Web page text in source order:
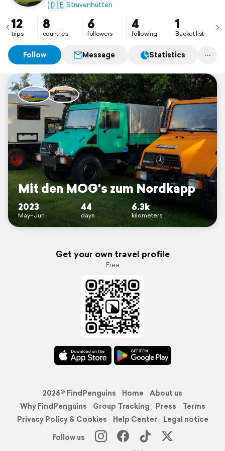
🇩🇪Struvenhütten
12
trips
8
countries
6
followers
4
following
1
Bucket list
Follow Message Statistics
Mit den MOG's zum Nordkapp
2023
May–Jun
44
days
6.3k
kilometers
Get your own travel profile
Free
2026© FindPenguins Home
About us
Why FindPenguins
Group Tracking Press
Terms
Privacy Policy & Cookies
Help Center
Legal notice
Follow us